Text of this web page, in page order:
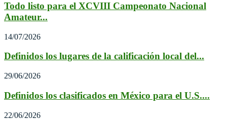
Todo listo para el XCVIII Campeonato Nacional
Amateur...
14/07/2026
Definidos los lugares de la calificación local del...
29/06/2026
Definidos los clasificados en México para el U.S....
22/06/2026